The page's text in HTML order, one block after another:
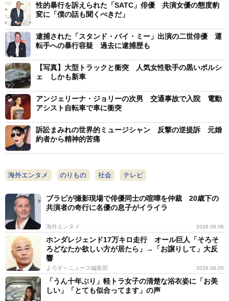
性的暴行を訴えられた「SATC」俳優 共演女優の態度豹
変に「僕の話も聞くべきだ」
逮捕された「スタンド・バイ・ミー」出演の二世俳優 運
転手への暴行容疑 過去に逮捕歴も
【写真】大型トラックと衝突 人気女性歌手の黒いポルシ
ェ しかも新車
アンジェリーナ・ジョリーの次男 交通事故で入院 電動
アシスト自転車で車に衝突
訴訟まみれの世界的ミュージシャン 反撃の逆提訴 元婚
約者から精神的苦痛
海外エンタメ のりもの 社会 テレビ
ブラピが撮影現場で俳優同士の喧嘩を仲裁 20歳下の
共演者の奇行に名優の息子がイライラ
海外エンタメ 2026.08.06
ホンダレジェンド17万キロ走行 オール巨人「そろそ
ろどなたか欲しい方が居たら」→「お譲りして」大反
響
よろず～ニュース編集部 2026.08.05
「うん十年ぶり」軽トラ女子の清楚な浴衣姿に「お美
しい」「とても似合ってます」の声